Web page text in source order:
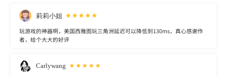
莉莉小姐
玩游戏的神器啊，美国西雅图玩三角洲延迟可以降低到130ms，真心感谢作
者，给个大大的好评
Carlywang